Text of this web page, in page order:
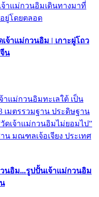
าแม่กวนอิมเดินทางมาที่
ยู่โดยตลอด
จ้าแม่กวนอิม | เกาะผู่โถว
น
แม่กวนอิมทะเลใต้ เป็น
เมตรรวมฐาน ประดิษฐาน
ดเจ้าแม่กวนอิมไม่ยอมไป”
น มณฑลเจ้อเจียง ประเทศ
นอิม...รูปปั้นเจ้าแม่กวนอิม